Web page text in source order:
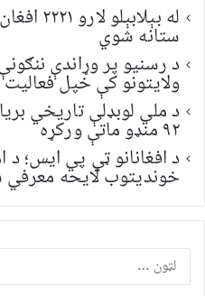
له
ستانه شوي
د رسنیو پر وړاندې
ولایتونو کې خپل
د ملي لوبډلې تاریخي
۹۲ منډو ماتې ورکړه
د افغانانو ټي پي ایس؛
خونديتوب لایحه